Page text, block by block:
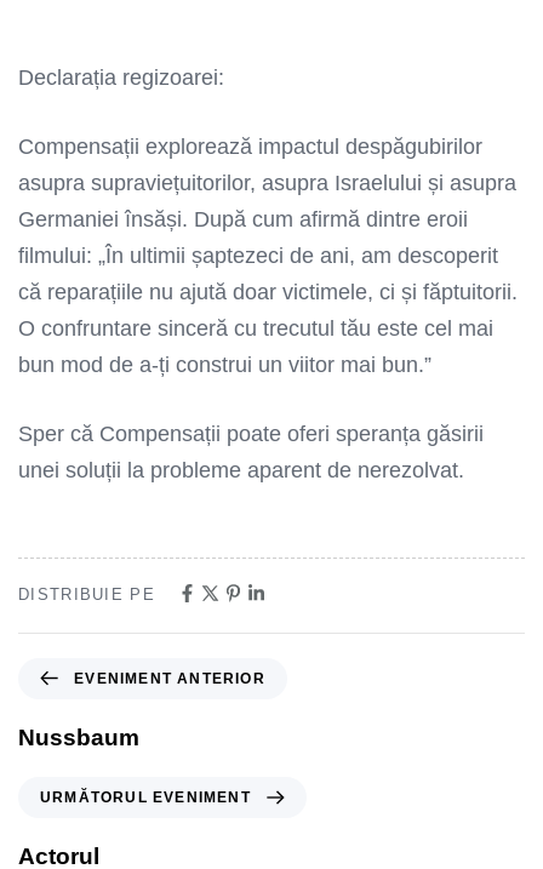
Declarația regizoarei:
Compensații explorează impactul despăgubirilor
asupra supraviețuitorilor, asupra Israelului și asupra
Germaniei însăși. După cum afirmă dintre eroii
filmului: „În ultimii șaptezeci de ani, am descoperit
că reparațiile nu ajută doar victimele, ci și făptuitorii.
O confruntare sinceră cu trecutul tău este cel mai
bun mod de a-ți construi un viitor mai bun.”
Sper că Compensații poate oferi speranța găsirii
unei soluții la probleme aparent de nerezolvat.
DISTRIBUIE PE
EVENIMENT ANTERIOR
Nussbaum
URMĂTORUL EVENIMENT
Actorul